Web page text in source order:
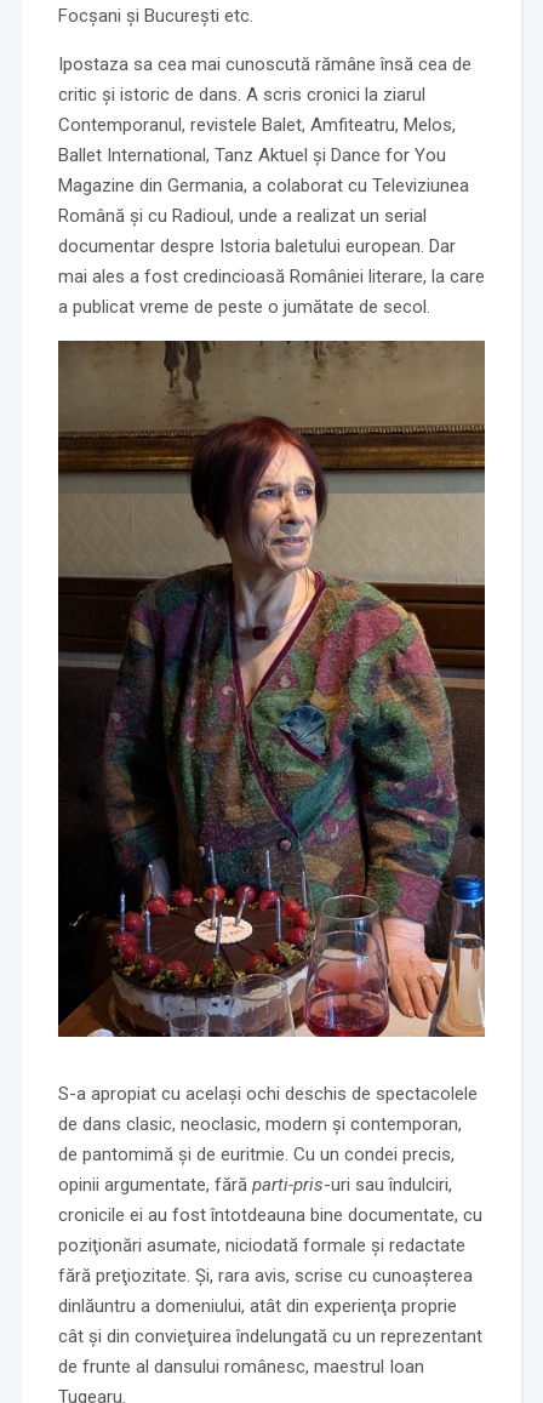
Focşani şi Bucureşti etc.
Ipostaza sa cea mai cunoscută rămâne însă cea de
critic şi istoric de dans. A scris cronici la ziarul
Contemporanul, revistele Balet, Amfiteatru, Melos,
Ballet International, Tanz Aktuel și Dance for You
Magazine din Germania, a colaborat cu Televiziunea
Română şi cu Radioul, unde a realizat un serial
documentar despre Istoria baletului european. Dar
mai ales a fost credincioasă României literare, la care
a publicat vreme de peste o jumătate de secol.
S-a apropiat cu acelaşi ochi deschis de spectacolele
de dans clasic, neoclasic, modern și contemporan,
de pantomimă și de euritmie. Cu un condei precis,
opinii argumentate, fără parti-pris-uri sau îndulciri,
cronicile ei au fost întotdeauna bine documentate, cu
poziţionări asumate, niciodată formale şi redactate
fără preţiozitate. Şi, rara avis, scrise cu cunoaşterea
dinlăuntru a domeniului, atât din experienţa proprie
cât şi din convieţuirea îndelungată cu un reprezentant
de frunte al dansului românesc, maestrul Ioan
Tugearu.